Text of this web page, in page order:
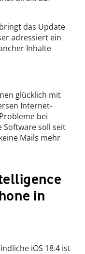
das Update
adressiert ein
Inhalte
glücklich mit
Internet-
bei
Software soll seit
Mails mehr
in
iOS 18.4 ist